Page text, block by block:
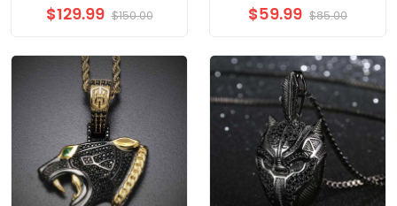
$129.99 $150.00 $59.99 $85.00